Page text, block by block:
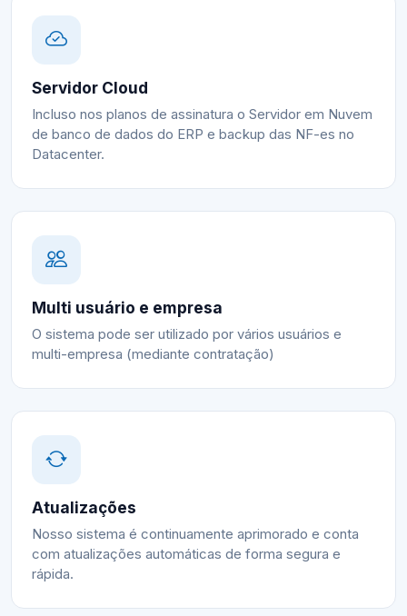
Servidor Cloud
Incluso nos planos de assinatura o Servidor em Nuvem
de banco de dados do ERP e backup das NF-es no
Datacenter.
Multi usuário e empresa
O sistema pode ser utilizado por vários usuários e
multi-empresa (mediante contratação)
Atualizações
Nosso sistema é continuamente aprimorado e conta
com atualizações automáticas de forma segura e
rápida.